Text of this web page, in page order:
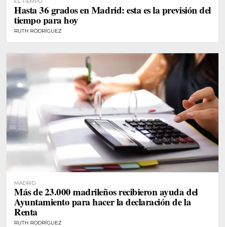
Hasta 36 grados en Madrid: esta es la previsión del
tiempo para hoy
RUTH RODRÍGUEZ
MADRID
Más de 23.000 madrileños recibieron ayuda del
Ayuntamiento para hacer la declaración de la
Renta
RUTH RODRÍGUEZ